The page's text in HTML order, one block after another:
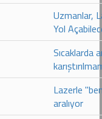
Uzmanlar,
Yol
Sıcaklarda
Lazerle
aralıyor